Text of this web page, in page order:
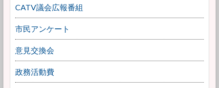
CATV議会広報番組
市民アンケート
意見交換会
政務活動費